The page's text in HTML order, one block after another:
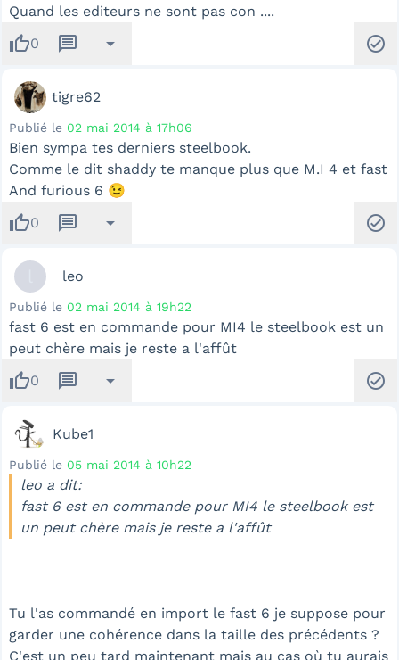
Quand les editeurs ne sont pas con ....
thumb_up0 message arrow_drop_down check_circle
tigre62
Publié le 02 mai 2014 à 17h06
Bien sympa tes derniers steelbook.
Comme le dit shaddy te manque plus que M.I 4 et fast
And furious 6 😉
thumb_up0 message arrow_drop_down check_circle
leo
Publié le 02 mai 2014 à 19h22
fast 6 est en commande pour MI4 le steelbook est un
peut chère mais je reste a l'affût
thumb_up0 message arrow_drop_down check_circle
Kube1
Publié le 05 mai 2014 à 10h22
leo a dit:
fast 6 est en commande pour MI4 le steelbook est
un peut chère mais je reste a l'affût
Tu l'as commandé en import le fast 6 je suppose pour
garder une cohérence dans la taille des précédents ?
C'est un peu tard maintenant mais au cas où tu aurais